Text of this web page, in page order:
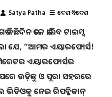
Satya Patha ଦେଶ ବିଦେଶ
କିଛିଦିନ ତଳେ ତାଲିବ ଟାଇମ୍ସ
ଯେ, “ଆମର ଏୟାରଫୋର୍ସ!
ଏୟାରଫୋର୍ସର
ଉଡ଼ିଛୁ ଓ ପୂରା ସହରରେ
ଭିଡିଓକୁ ନେଇ ରିପବ୍ଲିକାନ୍